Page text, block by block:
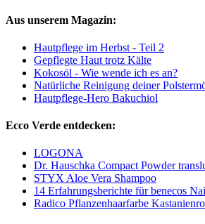
Aus unserem Magazin:
Hautpflege im Herbst - Teil 2
Gepflegte Haut trotz Kälte
Kokosöl - Wie wende ich es an?
Natürliche Reinigung deiner
Hautpflege-Hero Bakuchiol
Ecco Verde entdecken:
LOGONA
Dr. Hauschka Compact Powder
STYX Aloe Vera Shampoo
14 Erfahrungsberichte für benecos
Radico Pflanzenhaarfarbe